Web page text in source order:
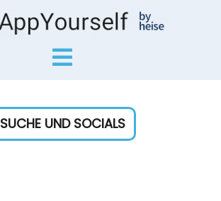
SUCHE UND SOCIALS